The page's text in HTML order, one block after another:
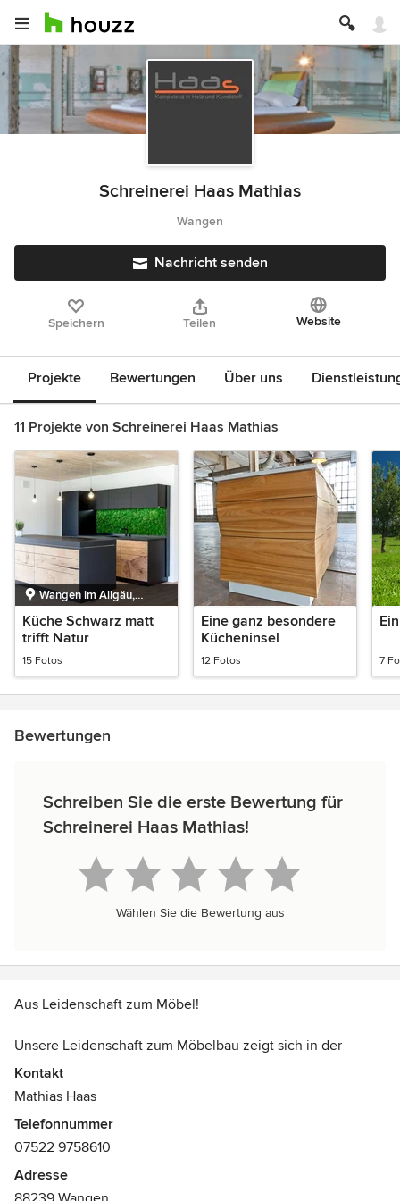
Schreinerei Haas Mathias
Wangen
Nachricht senden
Speichern Teilen Website
Projekte Bewertungen Über uns
11 Projekte von Schreinerei Haas Mathias
Wangen im Allgäu,
Baden-Württemberg
Küche Schwarz matt
trifft Natur
15 Fotos
Eine ganz besondere
Kücheninsel
12 Fotos 7
Bewertungen
Schreiben Sie die erste Bewertung für
Schreinerei Haas Mathias!
Wählen Sie die Bewertung aus
Aus Leidenschaft zum Möbel!
Unsere Leidenschaft zum Möbelbau zeigt sich in der
Detailtreue
Mit druchdachter Funktion und passendem Design fügen
Vom Einzelmöbel zum Einbauschrank.
Wir planen für Sie Ihre Individuellen Wünsche. Gerne
nehmen wir uns neuen Herausforderungen an und setzen
Kontakt
Mathias Haas
Telefonnummer
07522 9758610
Adresse